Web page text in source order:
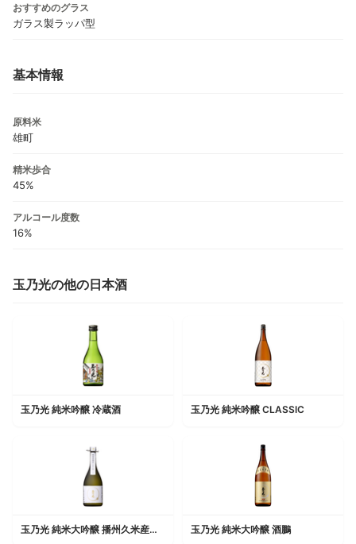
おすすめのグラス
ガラス製ラッパ型
基本情報
原料米
雄町
精米歩合
45%
アルコール度数
16%
玉乃光の他の日本酒
玉乃光 純米吟醸 冷蔵酒 玉乃光 純米吟醸 CLASSIC
玉乃光 純米大吟醸 播州久米産山田錦100% 玉乃光 純米大吟醸 酒鵬